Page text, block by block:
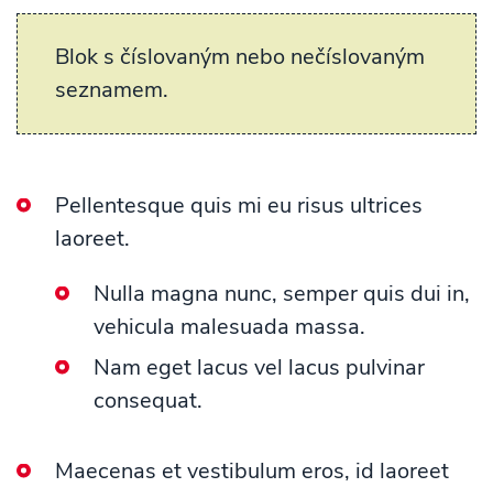
Blok s číslovaným nebo nečíslovaným
seznamem.
Pellentesque quis mi eu risus ultrices
laoreet.
Nulla magna nunc, semper quis dui in,
vehicula malesuada massa.
Nam eget lacus vel lacus pulvinar
consequat.
Maecenas et vestibulum eros, id laoreet